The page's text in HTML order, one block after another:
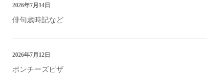
俳句歳時記など
2026年7月14日
ポンチーズピザ
2026年7月12日